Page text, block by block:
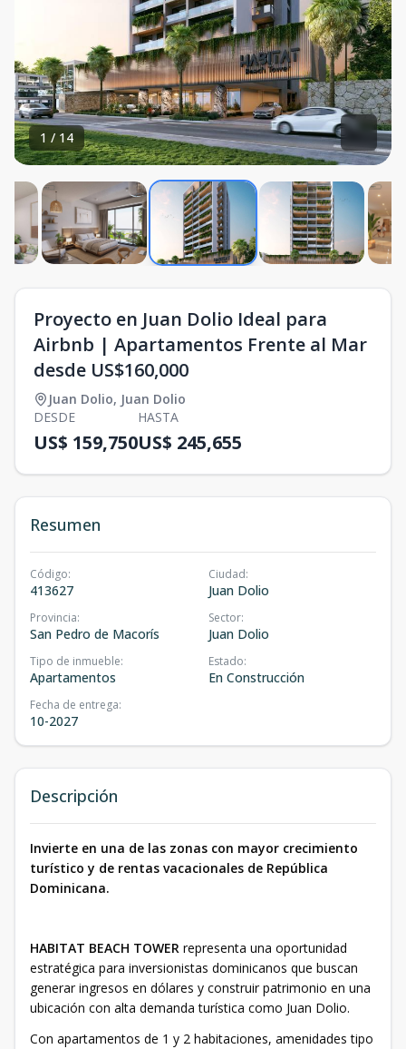
1 / 14
Proyecto en Juan Dolio Ideal para
Airbnb | Apartamentos Frente al Mar
desde US$160,000
Juan Dolio, Juan Dolio
DESDE
US$ 159,750
HASTA
US$ 245,655
Resumen
Código:
413627
Ciudad:
Juan Dolio
Provincia:
San Pedro de Macorís
Sector:
Juan Dolio
Tipo de inmueble:
Apartamentos
Estado:
En Construcción
Fecha de entrega:
10-2027
Descripción
Invierte en una de las zonas con mayor crecimiento
turístico y de rentas vacacionales de República
Dominicana.
HABITAT BEACH TOWER representa una oportunidad
estratégica para inversionistas dominicanos que buscan
generar ingresos en dólares y construir patrimonio en una
ubicación con alta demanda turística como Juan Dolio.
Con apartamentos de 1 y 2 habitaciones, amenidades tipo